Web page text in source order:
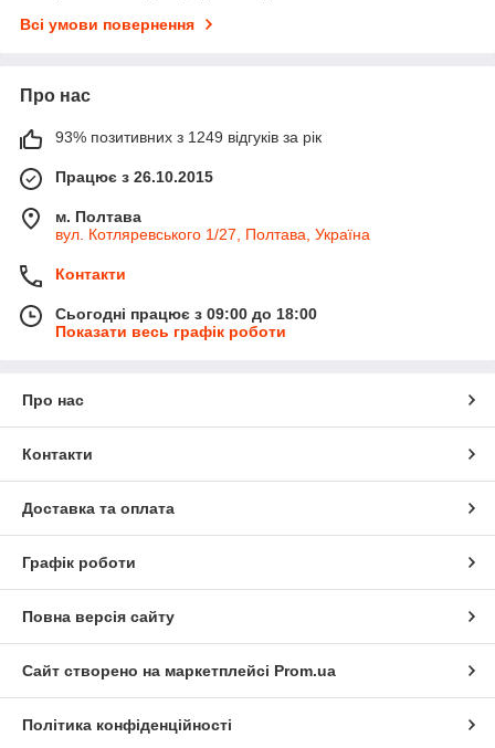
Всі умови повернення
Про нас
93% позитивних з 1249 відгуків за рік
Працює з 26.10.2015
м. Полтава
вул. Котляревського 1/27, Полтава, Україна
Контакти
Сьогодні працює з 09:00 до 18:00
Показати весь графік роботи
Про нас
Контакти
Доставка та оплата
Графік роботи
Повна версія сайту
Сайт створено на маркетплейсі Prom.ua
Політика конфіденційності